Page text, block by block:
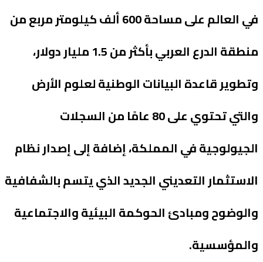
في العالم على مساحة 600 ألف كيلومتر مربع من
منطقة الدرع العربي بأكثر من 1.5 مليار دولار،
وتطوير قاعدة البيانات الوطنية لعلوم الأرض
والتي تحتوي على 80 عامًا من السجلات
الجيولوجية في المملكة، إضافة إلى إصدار نظام
الاستثمار التعديني الجديد الذي يتسم بالشفافية
والوضوح ومبادئ الحوكمة البيئية والاجتماعية
والمؤسسية.